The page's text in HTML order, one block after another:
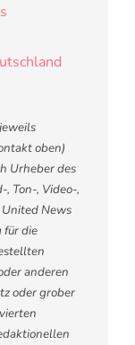
oben)
Urheber des
Ton-, Video-,
News
für die
anderen
oder grober